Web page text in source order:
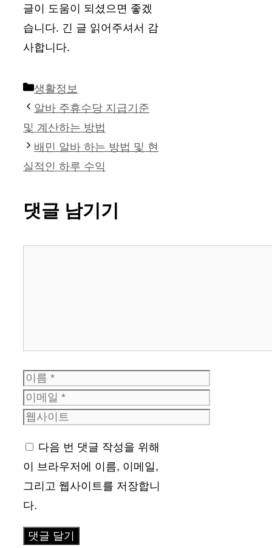
글이 도움이 되셨으면 좋겠
습니다. 긴 글 읽어주셔서 감
사합니다.
카
테
고
리
생활정보
알바 주휴수당 지급기준
및 계산하는 방법
배민 알바 하는 방법 및 현
실적인 하루 수익
댓글 남기기
이
름
이
메
웹
이
트
다음 번 댓글 작성을 위해
이 브라우저에 이름, 이메일,
그리고 웹사이트를 저장합니
다.